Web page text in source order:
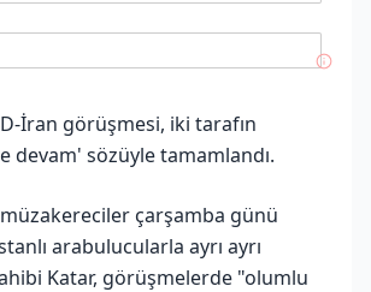
İran görüşmesi, iki tarafın
devam' sözüyle tamamlandı.
müzakereciler çarşamba günü
arabulucularla ayrı ayrı
Katar, görüşmelerde "olumlu